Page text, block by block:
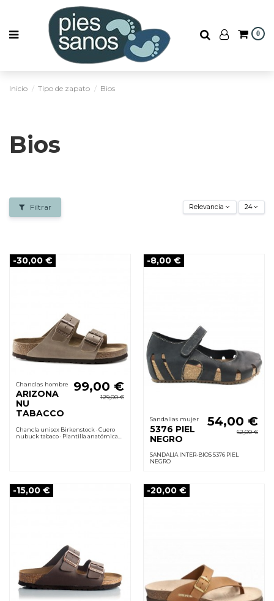
0
Inicio Tipo de zapato Bios
Bios
Filtrar Relevancia 24
-30,00 €
Chanclas hombre
ARIZONA
NU
TABACCO
99,00 €
129,00 €
Chancla unisex Birkenstock · Cuero
nubuck tabaco · Plantilla anatómica
-8,00 €
Sandalias mujer
5376 PIEL
NEGRO
54,00 €
62,00 €
SANDALIA INTER-BIOS 5376 PIEL
NEGRO
-15,00 € -20,00 €